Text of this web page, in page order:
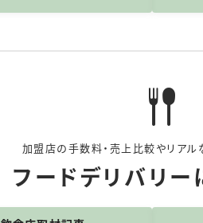
加盟店の手数料・売上比較やリア
フードデリバリー